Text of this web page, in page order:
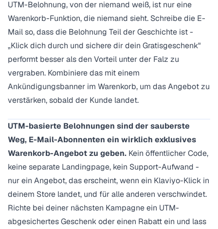
UTM-Belohnung, von der niemand weiß, ist nur eine
Warenkorb-Funktion, die niemand sieht. Schreibe die E-
Mail so, dass die Belohnung Teil der Geschichte ist -
„Klick dich durch und sichere dir dein Gratisgeschenk"
performt besser als den Vorteil unter der Falz zu
vergraben. Kombiniere das mit einem
Ankündigungsbanner im Warenkorb, um das Angebot zu
verstärken, sobald der Kunde landet.
UTM-basierte Belohnungen sind der sauberste
Weg, E-Mail-Abonnenten ein wirklich exklusives
Warenkorb-Angebot zu geben. Kein öffentlicher Code,
keine separate Landingpage, kein Support-Aufwand -
nur ein Angebot, das erscheint, wenn ein Klaviyo-Klick in
deinem Store landet, und für alle anderen verschwindet.
Richte bei deiner nächsten Kampagne ein UTM-
abgesichertes Geschenk oder einen Rabatt ein und lass